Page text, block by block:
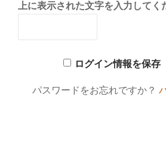
上に表示された文字を入力してく
ログイン情報を保存
パスワードをお忘れですか？